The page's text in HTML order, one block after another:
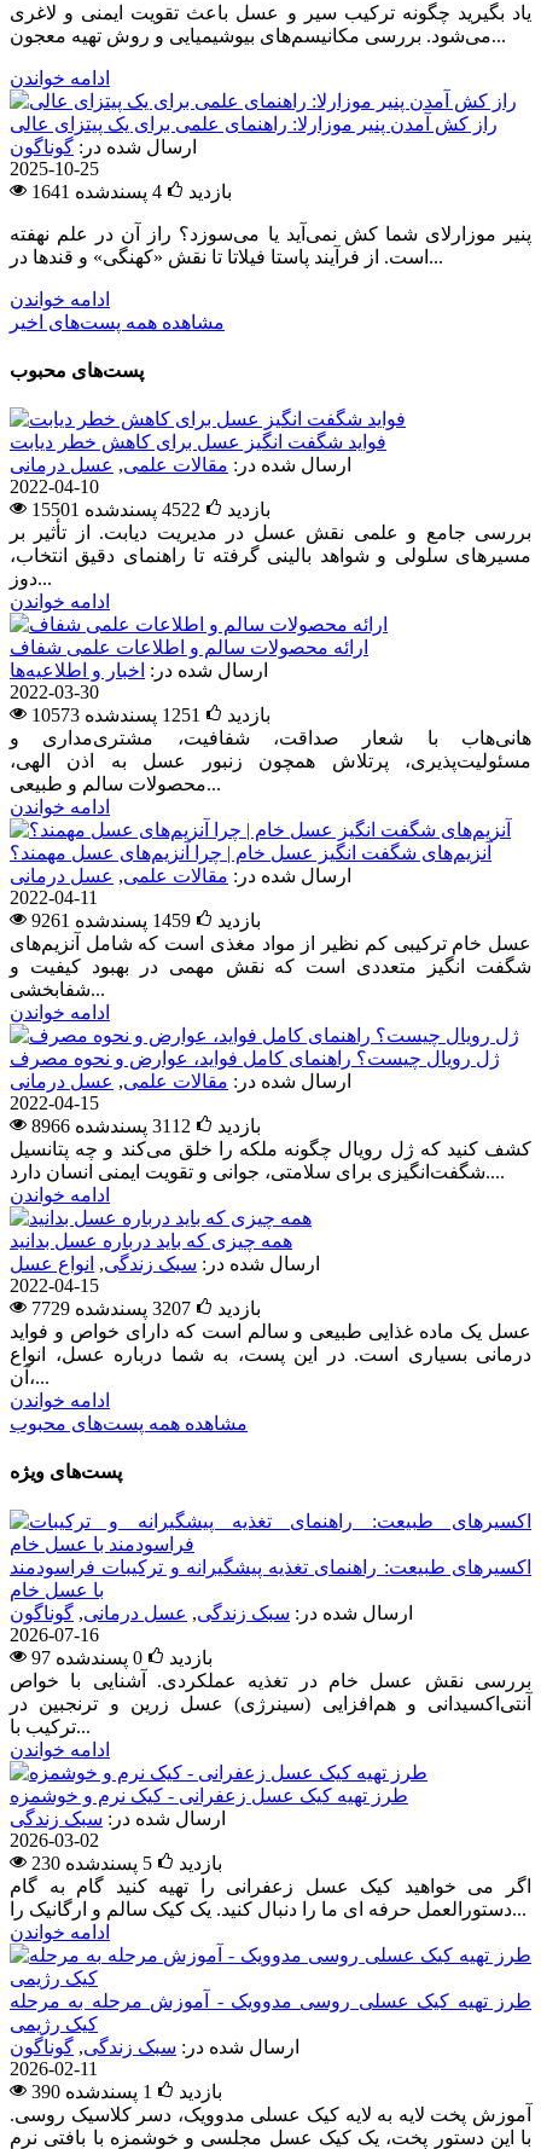
یاد بگیرید چگونه ترکیب سیر و عسل باعث تقویت ایمنی و لاغری
می‌شود. بررسی مکانیسم‌های بیوشیمیایی و روش تهیه معجون...
ادامه خواندن
راز کش آمدن پنیر موزارلا: راهنمای علمی برای یک پیتزای عالی
ارسال شده در: گوناگون
2025-10-25
1641 بازدید
4 پسندشده
پنیر موزارلای شما کش نمی‌آید یا می‌سوزد؟ راز آن در علم نهفته
است. از فرآیند پاستا فیلاتا تا نقش «کهنگی» و قندها در...
ادامه خواندن
مشاهده همه پست‌های اخیر
پست‌های محبوب
فواید شگفت انگیز عسل برای کاهش خطر دیابت
ارسال شده در: مقالات علمی, عسل درمانی
2022-04-10
15501 بازدید
4522 پسندشده
بررسی جامع و علمی نقش عسل در مدیریت دیابت. از تأثیر بر
مسیرهای سلولی و شواهد بالینی گرفته تا راهنمای دقیق انتخاب،
دوز...
ادامه خواندن
ارائه محصولات سالم و اطلاعات علمی شفاف
ارسال شده در: اخبار و اطلاعیه‌ها
2022-03-30
10573 بازدید
1251 پسندشده
هانی‌هاب با شعار صداقت، شفافیت، مشتری‌مداری و
مسئولیت‌پذیری، پرتلاش همچون زنبور عسل به اذن الهی،
محصولات سالم و طبیعی...
ادامه خواندن
آنزیم‌های شگفت انگیز عسل خام | چرا آنزیم‌های عسل مهمند؟
ارسال شده در: مقالات علمی, عسل درمانی
2022-04-11
9261 بازدید
1459 پسندشده
عسل خام ترکیبی کم نظیر از مواد مغذی است که شامل آنزیم‌های
شگفت انگیز متعددی است که نقش مهمی در بهبود کیفیت و
شفابخشی...
ادامه خواندن
ژل رویال چیست؟ راهنمای کامل فواید، عوارض و نحوه مصرف
ارسال شده در: مقالات علمی, عسل درمانی
2022-04-15
8966 بازدید
3112 پسندشده
کشف کنید که ژل رویال چگونه ملکه را خلق می‌کند و چه پتانسیل
شگفت‌انگیزی برای سلامتی، جوانی و تقویت ایمنی انسان دارد....
ادامه خواندن
همه چیزی که باید درباره عسل بدانید
ارسال شده در: سبک زندگی, انواع عسل
2022-04-15
7729 بازدید
3207 پسندشده
عسل یک ماده غذایی طبیعی و سالم است که دارای خواص و فواید
درمانی بسیاری است. در این پست، به شما درباره عسل، انواع
آن،...
ادامه خواندن
مشاهده همه پست‌های محبوب
پست‌های ویژه
اکسیرهای طبیعت: راهنمای تغذیه پیشگیرانه و ترکیبات فراسودمند
با عسل خام
ارسال شده در: سبک زندگی, عسل درمانی, گوناگون
2026-07-16
97 بازدید
0 پسندشده
بررسی نقش عسل خام در تغذیه عملکردی. آشنایی با خواص
آنتی‌اکسیدانی و هم‌افزایی (سینرژی) عسل زرین و ترنجبین در
ترکیب با...
ادامه خواندن
طرز تهیه کیک عسل زعفرانی - کیک نرم و خوشمزه
ارسال شده در: سبک زندگی
2026-03-02
230 بازدید
5 پسندشده
اگر می خواهید کیک عسل زعفرانی را تهیه کنید گام به گام
دستورالعمل حرفه ای ما را دنبال کنید. یک کیک سالم و ارگانیک را...
ادامه خواندن
طرز تهیه کیک عسلی روسی مدوویک - آموزش مرحله به مرحله
کیک رژیمی
ارسال شده در: سبک زندگی, گوناگون
2026-02-11
390 بازدید
1 پسندشده
آموزش پخت لایه به لایه کیک عسلی مدوویک، دسر کلاسیک روسی.
با این دستور پخت، یک کیک عسل مجلسی و خوشمزه با بافتی نرم